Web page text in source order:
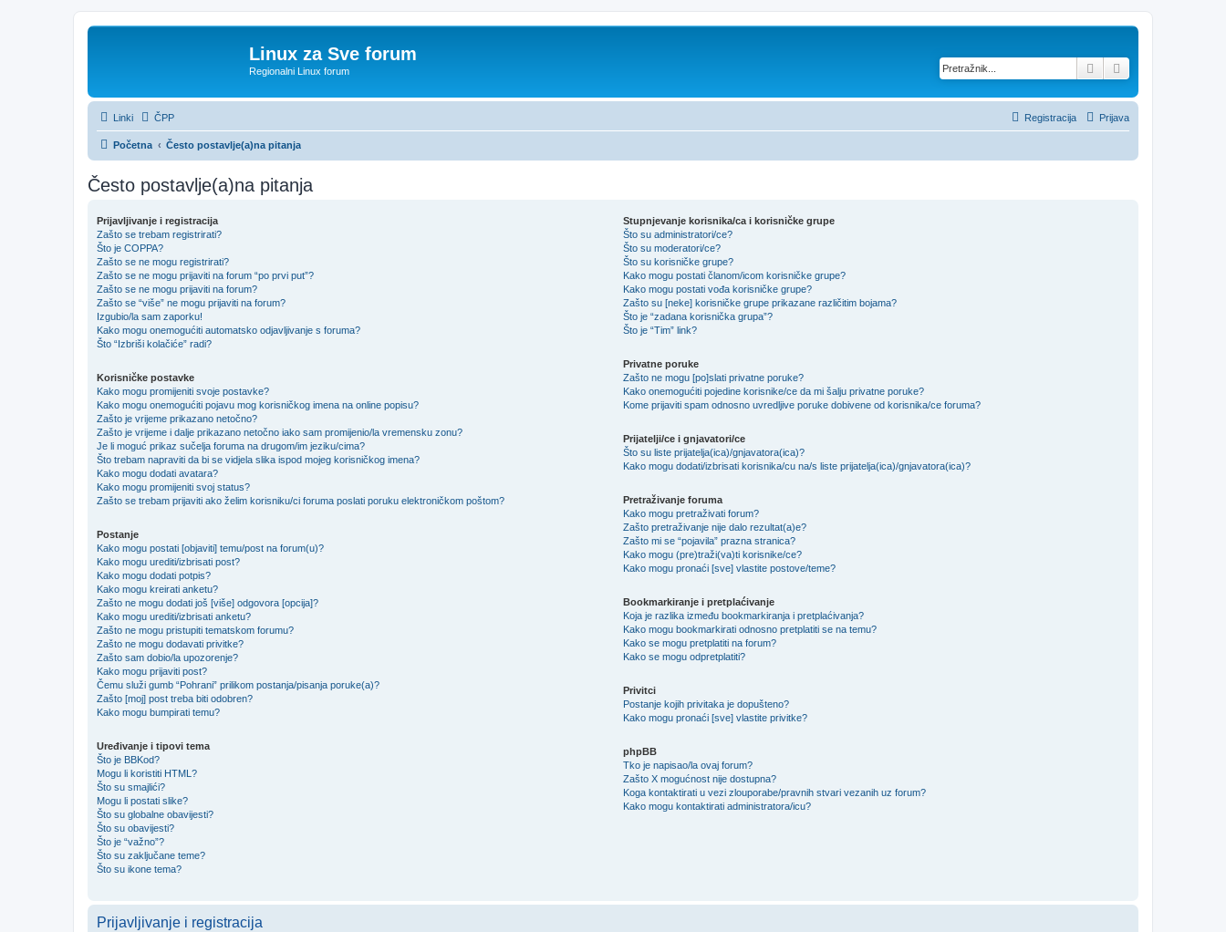
Linux za Sve forum
Regionalni Linux forum Pretražnik
Linki ČPP Prijava
Registracija
Početna Često postavlje(a)na pitanja
Često postavlje(a)na pitanja
Prijavljivanje i registracija
Zašto se trebam registrirati?
Što je COPPA?
Zašto se ne mogu registrirati?
Zašto se ne mogu prijaviti na forum “po prvi put”?
Zašto se ne mogu prijaviti na forum?
Zašto se “više” ne mogu prijaviti na forum?
Izgubio/la sam zaporku!
Kako mogu onemogućiti automatsko odjavljivanje s foruma?
Što “Izbriši kolačiće” radi?
Korisničke postavke
Kako mogu promijeniti svoje postavke?
Kako mogu onemogućiti pojavu mog korisničkog imena na online popisu?
Zašto je vrijeme prikazano netočno?
Zašto je vrijeme i dalje prikazano netočno iako sam promijenio/la vremensku zonu?
Je li moguć prikaz sučelja foruma na drugom/im jeziku/cima?
Što trebam napraviti da bi se vidjela slika ispod mojeg korisničkog imena?
Kako mogu dodati avatara?
Kako mogu promijeniti svoj status?
Zašto se trebam prijaviti ako želim korisniku/ci foruma poslati poruku elektroničkom poštom?
Postanje
Kako mogu postati [objaviti] temu/post na forum(u)?
Kako mogu urediti/izbrisati post?
Kako mogu dodati potpis?
Kako mogu kreirati anketu?
Zašto ne mogu dodati još [više] odgovora [opcija]?
Kako mogu urediti/izbrisati anketu?
Zašto ne mogu pristupiti tematskom forumu?
Zašto ne mogu dodavati privitke?
Zašto sam dobio/la upozorenje?
Kako mogu prijaviti post?
Čemu služi gumb “Pohrani” prilikom postanja/pisanja poruke(a)?
Zašto [moj] post treba biti odobren?
Kako mogu bumpirati temu?
Uređivanje i tipovi tema
Što je BBKod?
Mogu li koristiti HTML?
Što su smajlići?
Mogu li postati slike?
Što su globalne obavijesti?
Što su obavijesti?
Što je “važno”?
Što su zaključane teme?
Što su ikone tema?
Stupnjevanje korisnika/ca i korisničke grupe
Što su administratori/ce?
Što su moderatori/ce?
Što su korisničke grupe?
Kako mogu postati članom/icom korisničke grupe?
Kako mogu postati vođa korisničke grupe?
Zašto su [neke] korisničke grupe prikazane različitim bojama?
Što je “zadana korisnička grupa”?
Što je “Tim” link?
Privatne poruke
Zašto ne mogu [po]slati privatne poruke?
Kako onemogućiti pojedine korisnike/ce da mi šalju privatne poruke?
Kome prijaviti spam odnosno uvredljive poruke dobivene od korisnika/ce foruma?
Prijatelji/ce i gnjavatori/ce
Što su liste prijatelja(ica)/gnjavatora(ica)?
Kako mogu dodati/izbrisati korisnika/cu na/s liste prijatelja(ica)/gnjavatora(ica)?
Pretraživanje foruma
Kako mogu pretraživati forum?
Zašto pretraživanje nije dalo rezultat(a)e?
Zašto mi se “pojavila” prazna stranica?
Kako mogu (pre)traži(va)ti korisnike/ce?
Kako mogu pronaći [sve] vlastite postove/teme?
Bookmarkiranje i pretplaćivanje
Koja je razlika između bookmarkiranja i pretplaćivanja?
Kako mogu bookmarkirati odnosno pretplatiti se na temu?
Kako se mogu pretplatiti na forum?
Kako se mogu odpretplatiti?
Privitci
Postanje kojih privitaka je dopušteno?
Kako mogu pronaći [sve] vlastite privitke?
phpBB
Tko je napisao/la ovaj forum?
Zašto X mogućnost nije dostupna?
Koga kontaktirati u vezi zlouporabe/pravnih stvari vezanih uz forum?
Kako mogu kontaktirati administratora/icu?
Prijavljivanje i registracija